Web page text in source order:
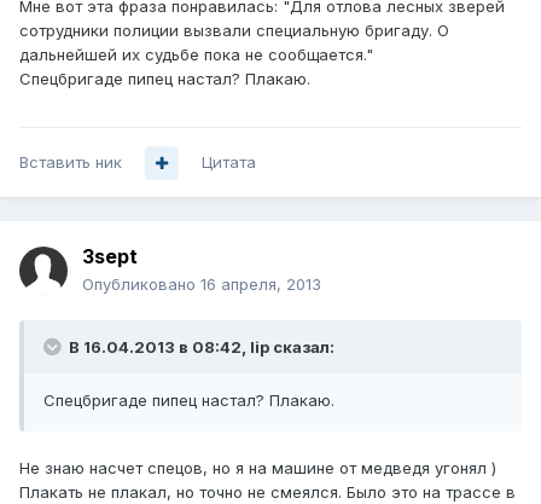
Мне вот эта фраза понравилась: "Для отлова лесных зверей
сотрудники полиции вызвали специальную бригаду. О
дальнейшей их судьбе пока не сообщается."
Спецбригаде пипец настал? Плакаю.
Вставить ник Цитата
3sept
Опубликовано 16 апреля, 2013
В 16.04.2013 в 08:42, lip сказал:
Спецбригаде пипец настал? Плакаю.
Не знаю насчет спецов, но я на машине от медведя угонял )
Плакать не плакал, но точно не смеялся. Было это на трассе в